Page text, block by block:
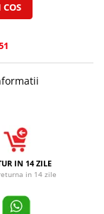
IN 14 ZILE
in 14 zile